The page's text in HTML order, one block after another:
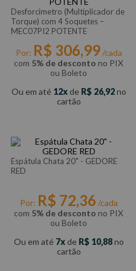
Desforcimetro (Multiplicador de
Torque) com 4 Soquetes –
MEC07PI2 POTENTE
Por: R$ 306,99/cada
com 5% de desconto no PIX
ou Boleto
Ou em até 12 de R$ 26,92no
cartão
Espátula Chata 20" - GEDORE
RED
Por: R$ 72,36 /cada
com 5% de desconto no PIX
ou Boleto
Ou em até 7 de R$ 10,88no
cartão